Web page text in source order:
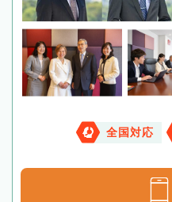
全国対応